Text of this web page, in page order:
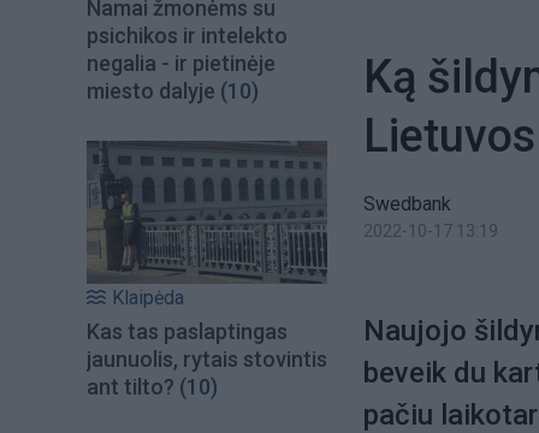
Namai žmonėms su
psichikos ir intelekto
negalia - ir pietinėje
miesto dalyje (10)
Klaipėda
Kas tas paslaptingas
jaunuolis, rytais stovintis
ant tilto? (10)
Ką
Swedbank
2022-10-17 13:19
Naujojo
beveik du
pačiu